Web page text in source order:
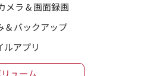
メラ & 画面録画
& バックアップ
ルアプリ
ューム